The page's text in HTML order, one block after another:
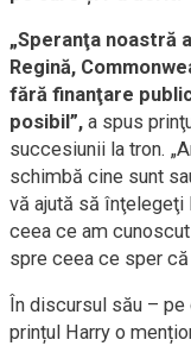
„Speranţa noastră
Regină,
fără finanţare
posibil”, a spus
succesiunii la tron.
schimbă cine sunt
vă ajută să înţelegeţi
ceea ce am
spre ceea ce sper
În discursul său –
prințul Harry o